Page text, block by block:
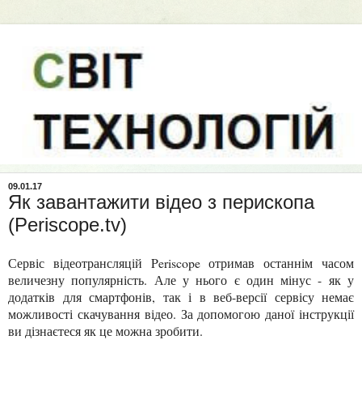
09.01.17
Як завантажити відео з перископа
(Periscope.tv)
Сервіс відеотрансляцій Periscope отримав останнім часом
величезну популярність. Але у нього є один мінус - як у
додатків для смартфонів, так і в веб-версії сервісу немає
можливості скачування відео. За допомогою даної інструкції
ви дізнаєтеся як це можна зробити.